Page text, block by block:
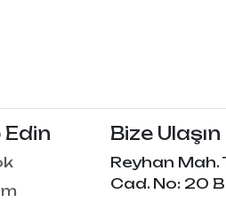
Edin Bize Ulaşın
Reyhan Mah.
Cad. No: 20